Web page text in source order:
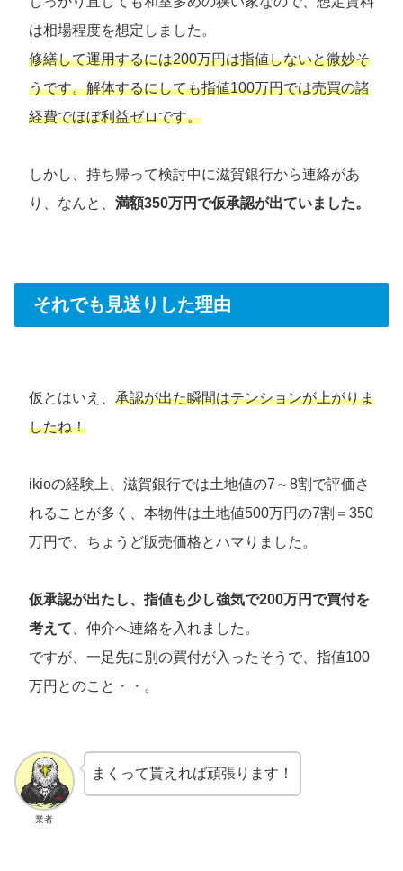
は相場程度を想定しました。
修繕して運用するには200万円は指値しないと微妙そ
うです。解体するにしても指値100万円では売買の諸
経費でほぼ利益ゼロです。
しかし、持ち帰って検討中に滋賀銀行から連絡があ
り、なんと、 満額350万円で仮承認が出ていました。
それでも見送りした理由
仮とはいえ、 承認が出た瞬間はテンションが上がりま
したね！
ikioの経験上、滋賀銀行では土地値の7～8割で評価さ
れることが多く、本物件は土地値500万円の7割＝350
万円で、ちょうど販売価格とハマりました。
仮承認が出たし、指値も少し強気で200万円で買付を
考えて 、仲介へ連絡を入れました。
ですが、一足先に別の買付が入ったそうで、指値100
万円とのこと・・。
業者
まくって貰えれば頑張ります！